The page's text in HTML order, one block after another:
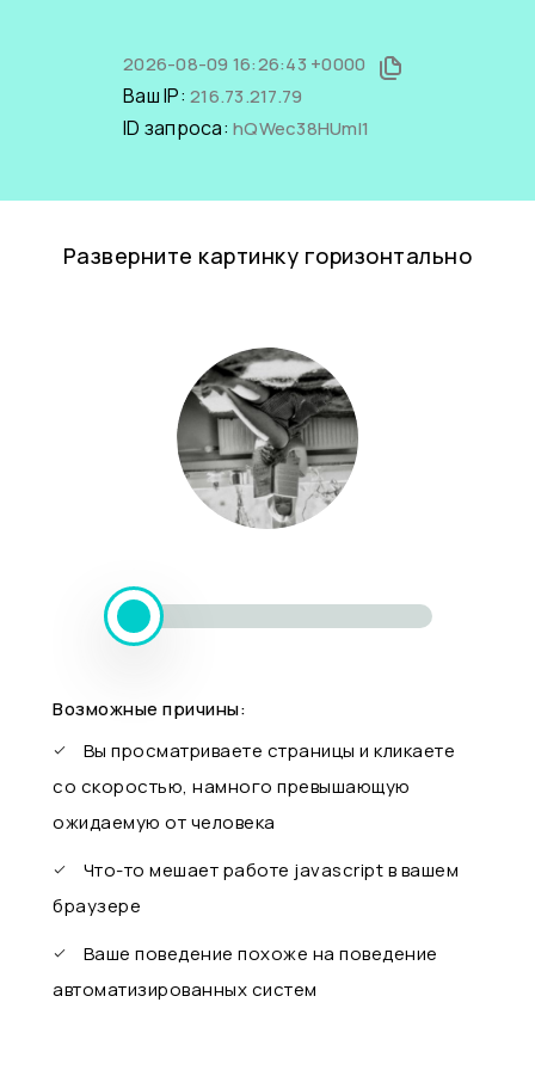
2026-08-09 16:26:43 +0000
Ваш IP: 216.73.217.79
ID запроса: hQWec38HUmI1
Разверните картинку горизонтально
Возможные причины:
Вы просматриваете страницы и кликаете
со скоростью, намного превышающую
ожидаемую от человека
Что-то мешает работе javascript в вашем
браузере
Ваше поведение похоже на поведение
автоматизированных систем